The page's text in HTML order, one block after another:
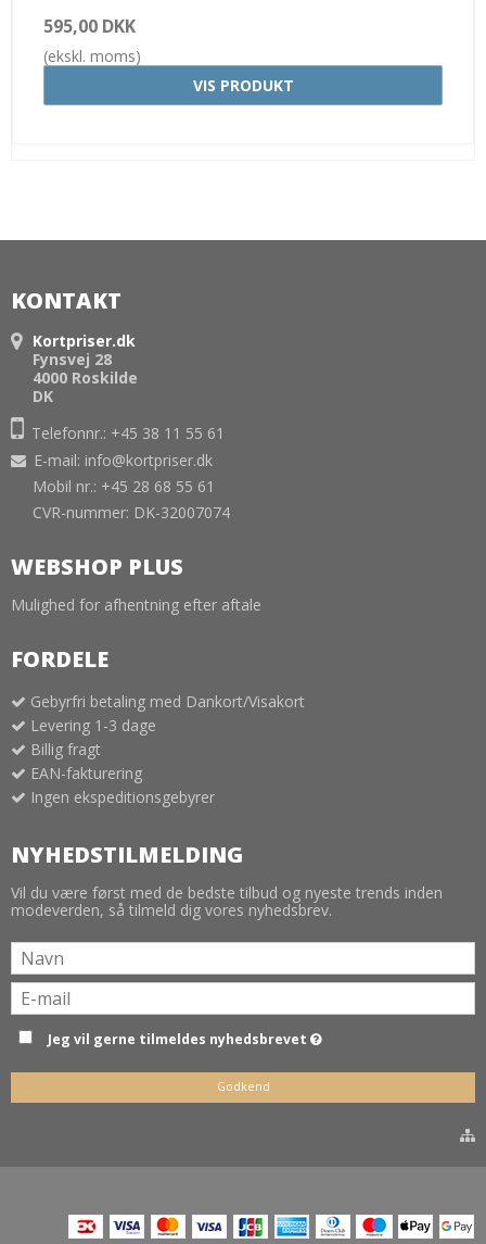
595,00 DKK
(ekskl. moms)
VIS PRODUKT
KONTAKT
Kortpriser.dk
Fynsvej 28
4000 Roskilde
DK
Telefonnr.: +45 38 11 55 61
E-mail: info@kortpriser.dk
Mobil nr.: +45 28 68 55 61
CVR-nummer: DK-32007074
WEBSHOP PLUS
Mulighed for afhentning efter aftale
FORDELE
Gebyrfri betaling med Dankort/Visakort
Levering 1-3 dage
Billig fragt
EAN-fakturering
Ingen ekspeditionsgebyrer
NYHEDSTILMELDING
Vil du være først med de bedste tilbud og nyeste trends inden
modeverden, så tilmeld dig vores nyhedsbrev.
Jeg vil gerne tilmeldes nyhedsbrevet
Godkend